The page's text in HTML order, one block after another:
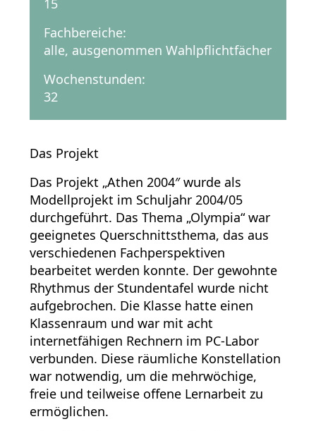
15
Fachbereiche:
alle, ausgenommen Wahlpflichtfächer
Wochenstunden:
32
Das Projekt
Das Projekt „Athen 2004″ wurde als
Modellprojekt im Schuljahr 2004/05
durchgeführt. Das Thema „Olympia“ war
geeignetes Querschnittsthema, das aus
verschiedenen Fachperspektiven
bearbeitet werden konnte. Der gewohnte
Rhythmus der Stundentafel wurde nicht
aufgebrochen. Die Klasse hatte einen
Klassenraum und war mit acht
internetfähigen Rechnern im PC-Labor
verbunden. Diese räumliche Konstellation
war notwendig, um die mehrwöchige,
freie und teilweise offene Lernarbeit zu
ermöglichen.